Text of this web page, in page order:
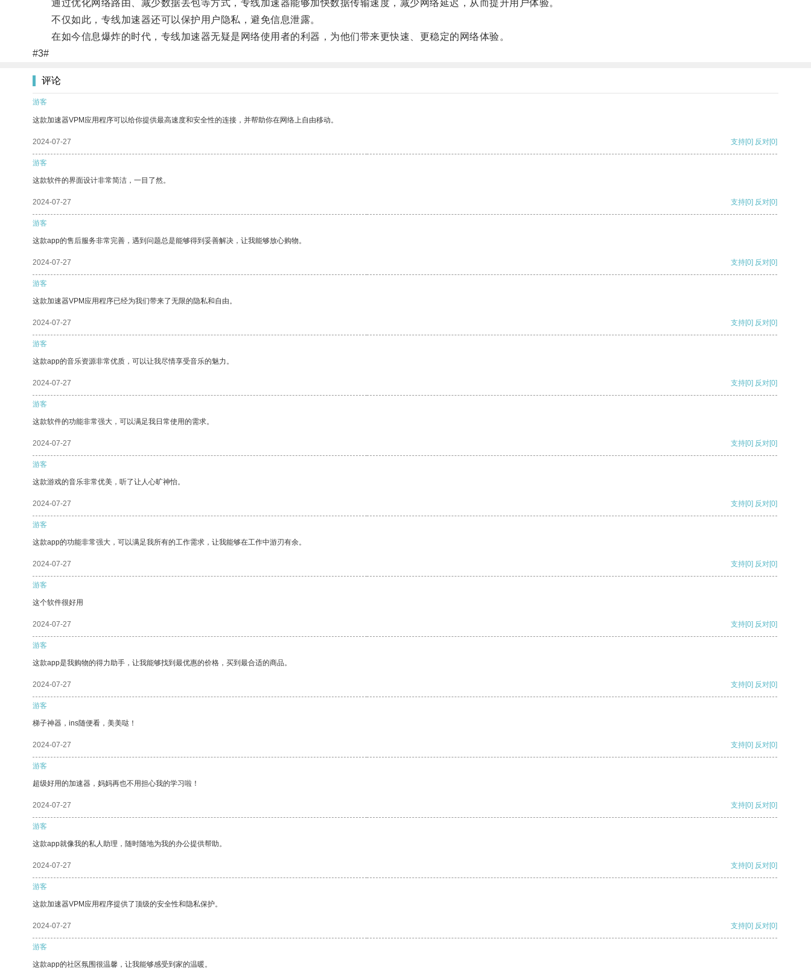
通过优化网络路由、减少数据丢包等方式，专线加速器能够加快数据传输速度，减少网络延迟，从而提升用户体验。
不仅如此，专线加速器还可以保护用户隐私，避免信息泄露。
在如今信息爆炸的时代，专线加速器无疑是网络使用者的利器，为他们带来更快速、更稳定的网络体验。
#3#
评论
游客
这款加速器VPM应用程序可以给你提供最高速度和安全性的连接，并帮助你在网络上自由移动。
2024-07-27 支持[0] 反对[0]
游客
这款软件的界面设计非常简洁，一目了然。
2024-07-27 支持[0] 反对[0]
游客
这款app的售后服务非常完善，遇到问题总是能够得到妥善解决，让我能够放心购物。
2024-07-27 支持[0] 反对[0]
游客
这款加速器VPM应用程序已经为我们带来了无限的隐私和自由。
2024-07-27 支持[0] 反对[0]
游客
这款app的音乐资源非常优质，可以让我尽情享受音乐的魅力。
2024-07-27 支持[0] 反对[0]
游客
这款软件的功能非常强大，可以满足我日常使用的需求。
2024-07-27 支持[0] 反对[0]
游客
这款游戏的音乐非常优美，听了让人心旷神怡。
2024-07-27 支持[0] 反对[0]
游客
这款app的功能非常强大，可以满足我所有的工作需求，让我能够在工作中游刃有余。
2024-07-27 支持[0] 反对[0]
游客
这个软件很好用
2024-07-27 支持[0] 反对[0]
游客
这款app是我购物的得力助手，让我能够找到最优惠的价格，买到最合适的商品。
2024-07-27 支持[0] 反对[0]
游客
梯子神器，ins随便看，美美哒！
2024-07-27 支持[0] 反对[0]
游客
超级好用的加速器，妈妈再也不用担心我的学习啦！
2024-07-27 支持[0] 反对[0]
游客
这款app就像我的私人助理，随时随地为我的办公提供帮助。
2024-07-27 支持[0] 反对[0]
游客
这款加速器VPM应用程序提供了顶级的安全性和隐私保护。
2024-07-27 支持[0] 反对[0]
游客
这款app的社区氛围很温馨，让我能够感受到家的温暖。